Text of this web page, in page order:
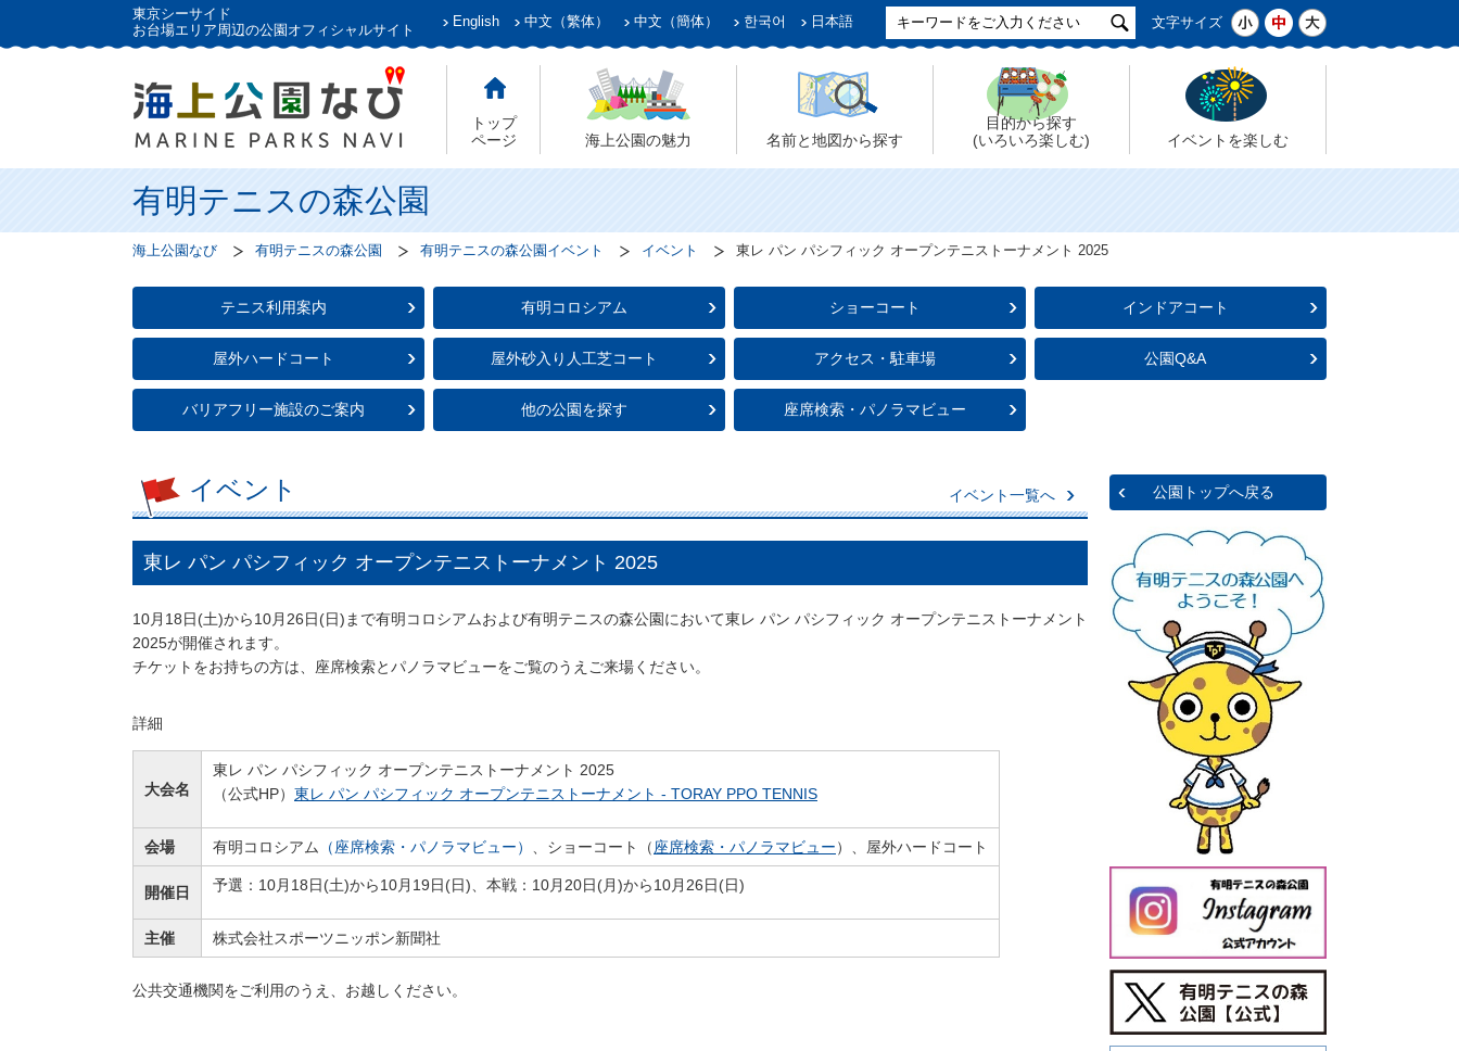
東京シーサイド
お台場エリア周辺の公園オフィシャルサイト
English 中文（繁体） 中文（簡体） 한국어 日本語 文字サイズ
トップ
ページ
海上公園の魅力 名前と地図から探す
目的から探す
(いろいろ楽しむ)
イベントを楽しむ
有明テニスの森公園
海上公園なび 有明テニスの森公園 有明テニスの森公園イベント イベント 東レ パン パシフィック オープンテニストーナメント 2025
テニス利用案内 有明コロシアム ショーコート インドアコート
屋外ハードコート 屋外砂入り人工芝コート アクセス・駐車場 公園Q&A
バリアフリー施設のご案内 他の公園を探す 座席検索・パノラマビュー
イベント イベント一覧へ
東レ パン パシフィック オープンテニストーナメント 2025
10月18日(土)から10月26日(日)まで有明コロシアムおよび有明テニスの森公園において東レ パン パシフィック オープンテニストーナメント
2025が開催されます。
チケットをお持ちの方は、座席検索とパノラマビューをご覧のうえご来場ください。
詳細
大会名
東レ パン パシフィック オープンテニストーナメント 2025
（公式HP） 東レ パン パシフィック オープンテニストーナメント - TORAY PPO TENNIS
会場 有明コロシアム （座席検索・パノラマビュー） 、ショーコート（座席検索・パノラマビュー）、屋外ハードコート
開催日 予選：10月18日(土)から10月19日(日)、本戦：10月20日(月)から10月26日(日)
主催 株式会社スポーツニッポン新聞社
公共交通機関をご利用のうえ、お越しください。
公園トップへ戻る
今日の有明テニスの森公園
【公式X】